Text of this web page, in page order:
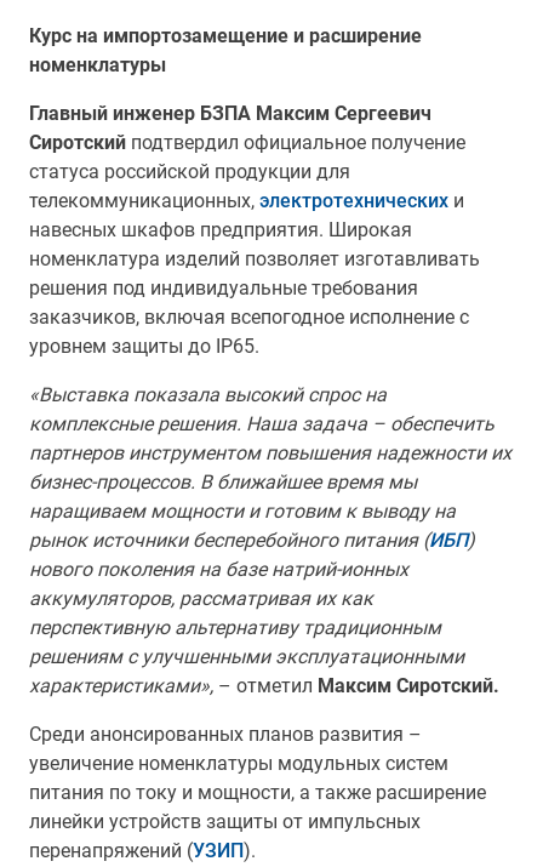
Курс на импортозамещение и расширение
номенклатуры
Главный инженер БЗПА Максим Сергеевич
Сиротский подтвердил официальное получение
статуса российской продукции для
телекоммуникационных, электротехнических и
навесных шкафов предприятия. Широкая
номенклатура изделий позволяет изготавливать
решения под индивидуальные требования
заказчиков, включая всепогодное исполнение с
уровнем защиты до IP65.
«Выставка показала высокий спрос на
комплексные решения. Наша задача – обеспечить
партнеров инструментом повышения надежности их
бизнес-процессов. В ближайшее время мы
наращиваем мощности и готовим к выводу на
рынок источники бесперебойного питания (ИБП)
нового поколения на базе натрий-ионных
аккумуляторов, рассматривая их как
перспективную альтернативу традиционным
решениям с улучшенными эксплуатационными
характеристиками», – отметил Максим Сиротский.
Среди анонсированных планов развития –
увеличение номенклатуры модульных систем
питания по току и мощности, а также расширение
линейки устройств защиты от импульсных
перенапряжений (УЗИП).